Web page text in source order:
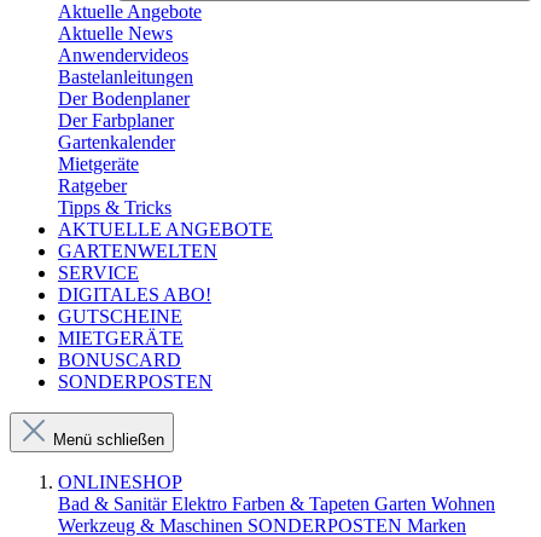
Aktuelle Angebote
Aktuelle News
Anwendervideos
Bastelanleitungen
Der Bodenplaner
Der Farbplaner
Gartenkalender
Mietgeräte
Ratgeber
Tipps & Tricks
AKTUELLE ANGEBOTE
GARTENWELTEN
SERVICE
DIGITALES ABO!
GUTSCHEINE
MIETGERÄTE
BONUSCARD
SONDERPOSTEN
Menü schließen
ONLINESHOP
Bad & SanitärElektro Farben & Tapeten Garten Wohnen
Werkzeug & Maschinen SONDERPOSTEN Marken